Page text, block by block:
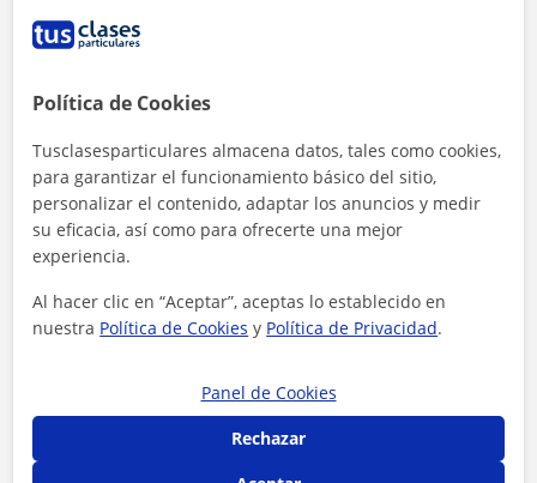
Tarifa
Política de Cookies
Tusclasesparticulares almacena datos, tales como cookies,
para garantizar el funcionamiento básico del sitio,
personalizar el contenido, adaptar los anuncios y medir
su eficacia, así como para ofrecerte una mejor
experiencia.
Al hacer clic en “Aceptar”, aceptas lo establecido en
nuestra Política de Cookies y Política de Privacidad.
Panel de Cookies
Rechazar